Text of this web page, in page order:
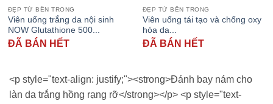
ĐẸP TỪ BÊN TRONG
Viên uống trắng da nội sinh
NOW Glutathione 500...
ĐÃ BÁN HẾT
ĐẸP TỪ BÊN TRONG
Viên uống tái tạo và chống oxy
hóa da...
ĐÃ BÁN HẾT
<p style="text-align: justify;"><strong>Đánh bay nám cho
làn da trắng hồng rạng rỡ</strong></p> <p style="text-